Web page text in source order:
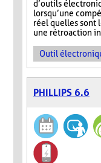
d’outils
lorsqu’une
réel quelles sont
une rétroaction
Outil
PHILLIPS 6.6